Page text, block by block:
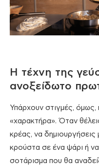
Η τέχνη της
ανοξείδωτο
Υπάρχουν στιγμές, όμως,
«χαρακτήρα». Όταν
κρέας, να δημιουργήσεις
κρούστα σε ένα ψάρι ή
σοτάρισμα που θα